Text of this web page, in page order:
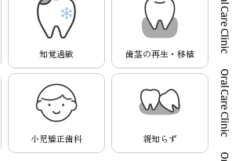
知覚過敏 歯茎の再生・移植
小児矯正歯科 親知らず